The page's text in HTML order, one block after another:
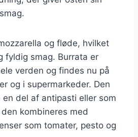
og fløde, hvilket
fyldig smag. Burrata er
verden og findes nu på
og i supermarkeder. Den
del af antipasti eller som
kombineres med
som tomater, pesto og